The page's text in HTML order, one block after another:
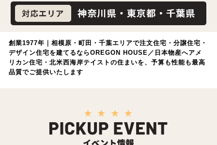
創業1977年｜相模原・町田・千葉エリアで注文住宅・分譲住宅・
デザイン住宅を建てるならOREGON HOUSE／日本物産へアメ
リカン住宅・北米西海岸テイストの住まいを、予算も性能も最高
品質でご提供いたします